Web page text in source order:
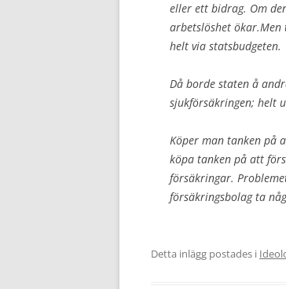
eller ett bidrag. Om
arbetslöshet
helt via statsbudgeten.
Då borde staten å
sjukförsäkringen; helt
Köper man tanken på
köpa tanken på att
försäkringar.
försäkringsbolag ta
Detta inlägg postades i